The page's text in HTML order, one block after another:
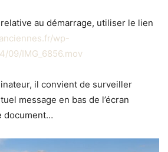
au démarrage, utiliser le lien
wp-
09/IMG_6856.mov
il convient de surveiller
message en bas de l’écran
document…